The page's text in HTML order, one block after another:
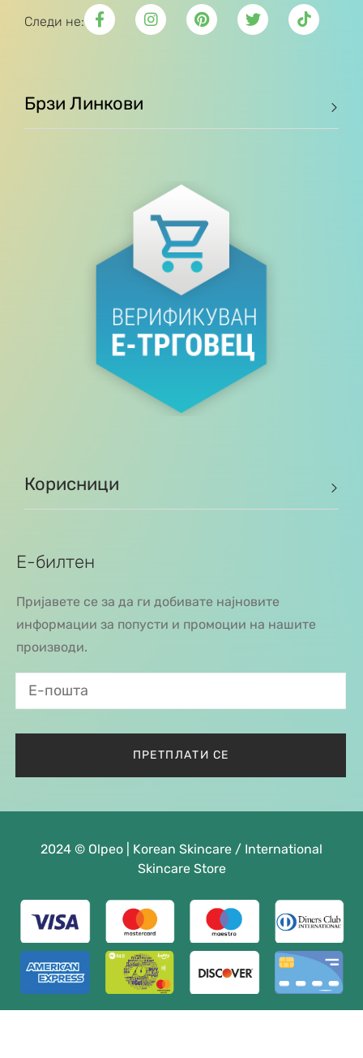
Следи не:
Брзи Линкови
Корисници
Е-билтен
Пријавете се за да ги добивате најновите
информации за попусти и промоции на нашите
производи.
2024 © Olpeo | Korean Skincare / International
Skincare Store